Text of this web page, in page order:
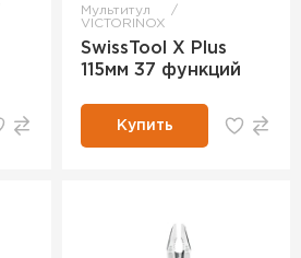
Мультитул
VICTORINOX
SwissTool X Plus
115мм 37 функций
Купить